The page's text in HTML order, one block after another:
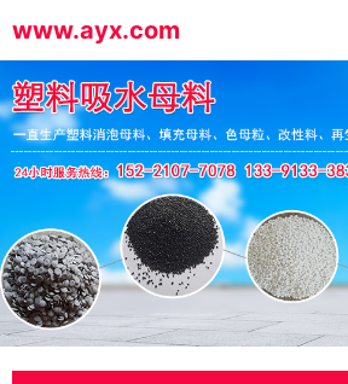
www.ayx.com